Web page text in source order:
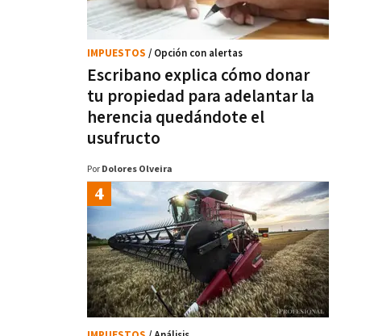
Escribano explica cómo donar
tu propiedad para adelantar la
herencia quedándote el
usufructo
IMPUESTOS / Opción con alertas
Por Dolores Olveira